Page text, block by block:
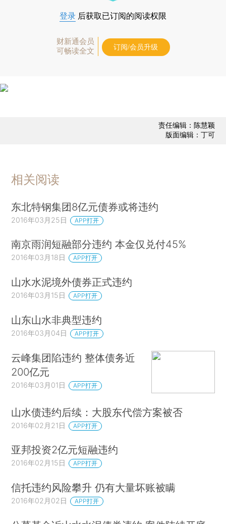
登录 后获取已订阅的阅读权限
财新通会员
可畅读全文
订阅/会员升级
责任编辑：陈慧颖
版面编辑：丁可
相关阅读
东北特钢集团8亿元债券或将违约
2016年03月25日 APP打开
南京雨润短融部分违约 本金仅兑付45%
2016年03月18日 APP打开
山水水泥境外债券正式违约
2016年03月15日 APP打开
山东山水非典型违约
2016年03月04日 APP打开
云峰集团陷违约 整体债务近
200亿元
2016年03月01日 APP打开
山水债违约后续：大股东代偿方案被否
2016年02月21日 APP打开
亚邦投资2亿元短融违约
2016年02月15日 APP打开
信托违约风险攀升 仍有大量坏账被瞒
2016年02月02日 APP打开